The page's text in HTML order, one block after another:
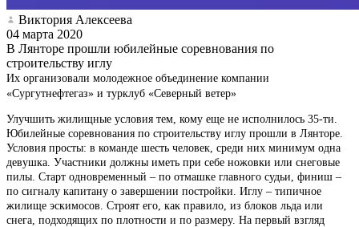
Виктория Алексеева
04 марта 2020
В Лянторе прошли юбилейные соревнования по
строительству иглу
Их организовали молодежное объединение компании
«Сургутнефтегаз» и турклуб «Северный ветер»
Улучшить жилищные условия тем, кому еще не исполнилось 35-ти.
Юбилейные соревнования по строительству иглу прошли в Лянторе.
Условия просты: в команде шесть человек, среди них минимум одна
девушка. Участники должны иметь при себе ножовки или снеговые
пилы. Старт одновременный – по отмашке главного судьи, финиш –
по сигналу капитану о завершении постройки. Иглу – типичное
жилище эскимосов. Строят его, как правило, из блоков льда или
снега, подходящих по плотности и по размеру. На первый взгляд